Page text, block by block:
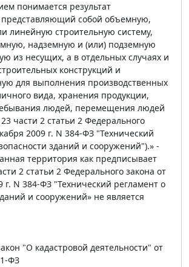
понимается результат
представляющий собой объемную,
линейную строительную систему,
надземную и (или) подземную
из несущих, а в отдельных случаях и
конструкций и
для выполнения производственных
вида, хранения продукции,
людей, перемещения людей
части 2 статьи 2 Федерального
2009 г. N 384-ФЗ "Технический
зданий и сооружений").» -
территория как предписывает
2 статьи 2 Федерального закона от
г. N 384-ФЗ "Технический регламент о
и сооружений» не является
"О кадастровой деятельности" от
ФЗ